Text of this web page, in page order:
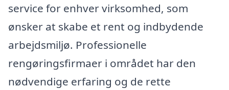
service for enhver virksomhed, som
ønsker at skabe et rent og indbydende
arbejdsmiljø. Professionelle
rengøringsfirmaer i området har den
nødvendige erfaring og de rette